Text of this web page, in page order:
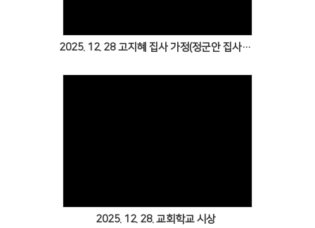
2025. 12. 28 고지혜 집사 가정(정군안 집사·정하준·정하영)
2025. 12. 28. 교회학교 시상